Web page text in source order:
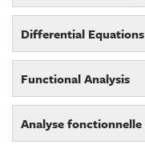
Differential Equations
Functional Analysis
Analyse fonctionnelle